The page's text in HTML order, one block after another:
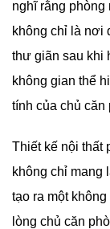
nghĩ rằng
không chỉ là nơi
thư giãn sau khi
không gian thể
tính của chủ căn
Thiết kế nội thất
không chỉ mang
tạo ra một
lòng chủ căn